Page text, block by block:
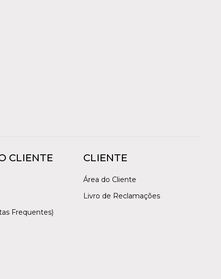
CLIENTE
Frequentes)
CLIENTE
Área do Cliente
Livro de Reclamações